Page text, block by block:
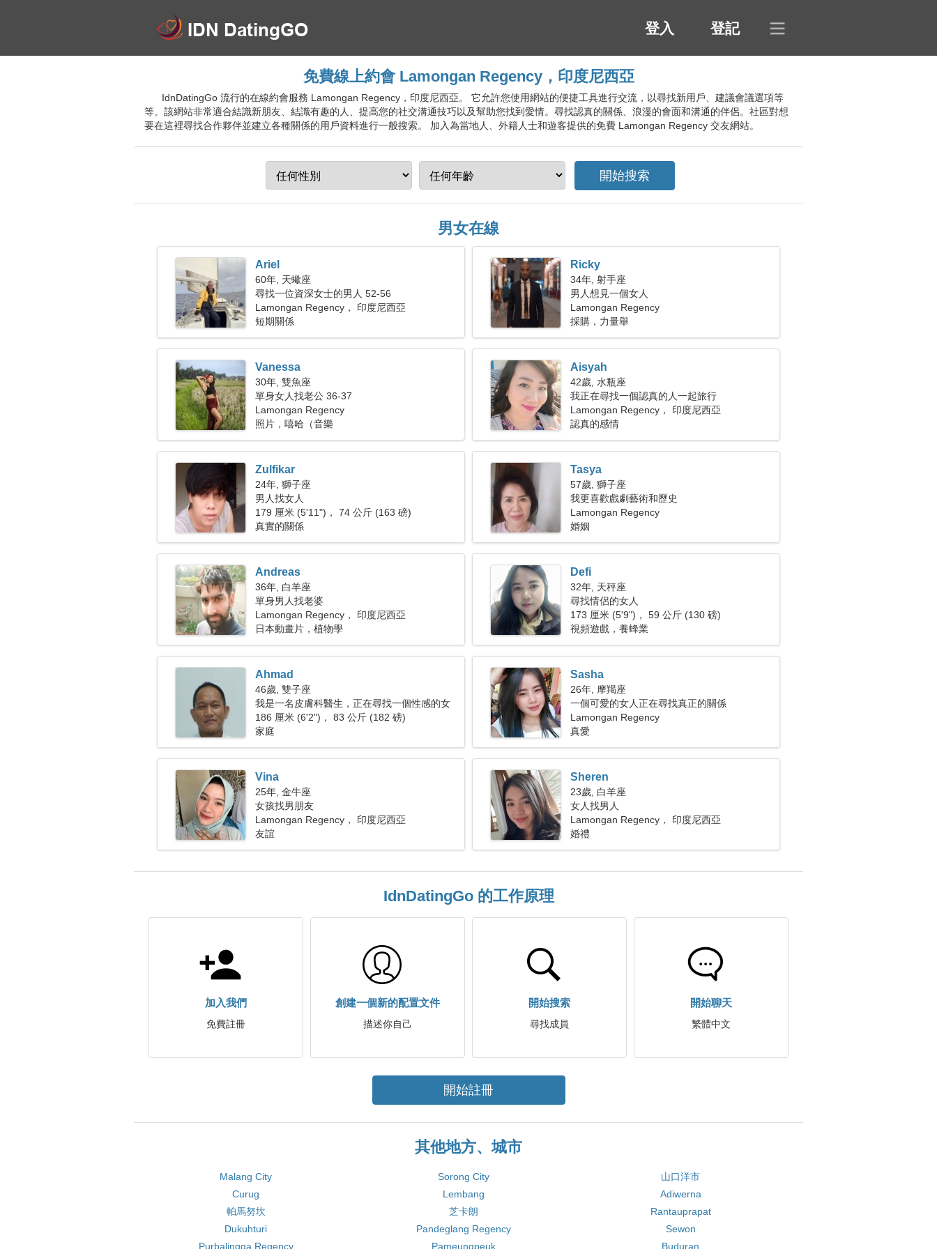
登入 登記
免費線上約會 Lamongan Regency，印度尼西亞
IdnDatingGo 流行的在線約會服務 Lamongan Regency，印度尼西亞。 它允許您使用網站的便捷工具進行交流，以尋找新用戶、建議會議選項等
等。該網站非常適合結識新朋友、結識有趣的人、提高您的社交溝通技巧以及幫助您找到愛情。尋找認真的關係、浪漫的會面和溝通的伴侶。社區對想
要在這裡尋找合作夥伴並建立各種關係的用戶資料進行一般搜索。 加入為當地人、外籍人士和遊客提供的免費 Lamongan Regency 交友網站。
男女在線
Ariel
60年, 天蠍座
尋找一位資深女士的男人 52-56
Lamongan Regency， 印度尼西亞
短期關係
Ricky
34年, 射手座
男人想見一個女人
Lamongan Regency
採購，力量舉
Vanessa
30年, 雙魚座
單身女人找老公 36-37
Lamongan Regency
照片，嘻哈（音樂
Aisyah
42歲, 水瓶座
我正在尋找一個認真的人一起旅行
Lamongan Regency， 印度尼西亞
認真的感情
Zulfikar
24年, 獅子座
男人找女人
179 厘米 (5'11")， 74 公斤 (163 磅)
真實的關係
Tasya
57歲, 獅子座
我更喜歡戲劇藝術和歷史
Lamongan Regency
婚姻
Andreas
36年, 白羊座
單身男人找老婆
Lamongan Regency， 印度尼西亞
日本動畫片，植物學
Defi
32年, 天秤座
尋找情侶的女人
173 厘米 (5'9")， 59 公斤 (130 磅)
視頻遊戲，養蜂業
Ahmad
46歲, 雙子座
我是一名皮膚科醫生，正在尋找一個性感的女
人
186 厘米 (6'2")， 83 公斤 (182 磅)
家庭
Sasha
26年, 摩羯座
一個可愛的女人正在尋找真正的關係
Lamongan Regency
真愛
Vina
25年, 金牛座
女孩找男朋友
Lamongan Regency， 印度尼西亞
友誼
Sheren
23歲, 白羊座
女人找男人
Lamongan Regency， 印度尼西亞
婚禮
IdnDatingGo 的工作原理
加入我們
免費註冊
創建一個新的配置文件
描述你自己
開始搜索
尋找成員
開始聊天
繁體中文
開始註冊
其他地方、城市
Malang City Sorong City
山口洋市
Curug
Lembang
Adiwerna
帕馬努坎
芝卡朗
Rantauprapat
Dukuhturi
Pandeglang Regency
Sewon
Purbalingga Regency
Pameungpeuk Buduran